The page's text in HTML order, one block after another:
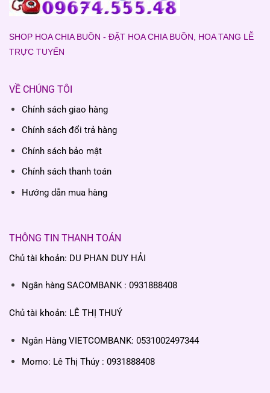
SHOP HOA CHIA BUỒN - ĐẶT HOA CHIA BUỒN, HOA TANG LỄ
TRỰC TUYẾN
VỀ CHÚNG TÔI
Chính sách giao hàng
Chính sách đổi trả hàng
Chính sách bảo mật
Chính sách thanh toán
Hướng dẫn mua hàng
THÔNG TIN THANH TOÁN
Chủ tài khoản: DU PHAN DUY HẢI
Ngân hàng SACOMBANK : 0931888408
Chủ tài khoản: LÊ THỊ THUÝ
Ngân Hàng VIETCOMBANK: 0531002497344
Momo: Lê Thị Thúy : 0931888408